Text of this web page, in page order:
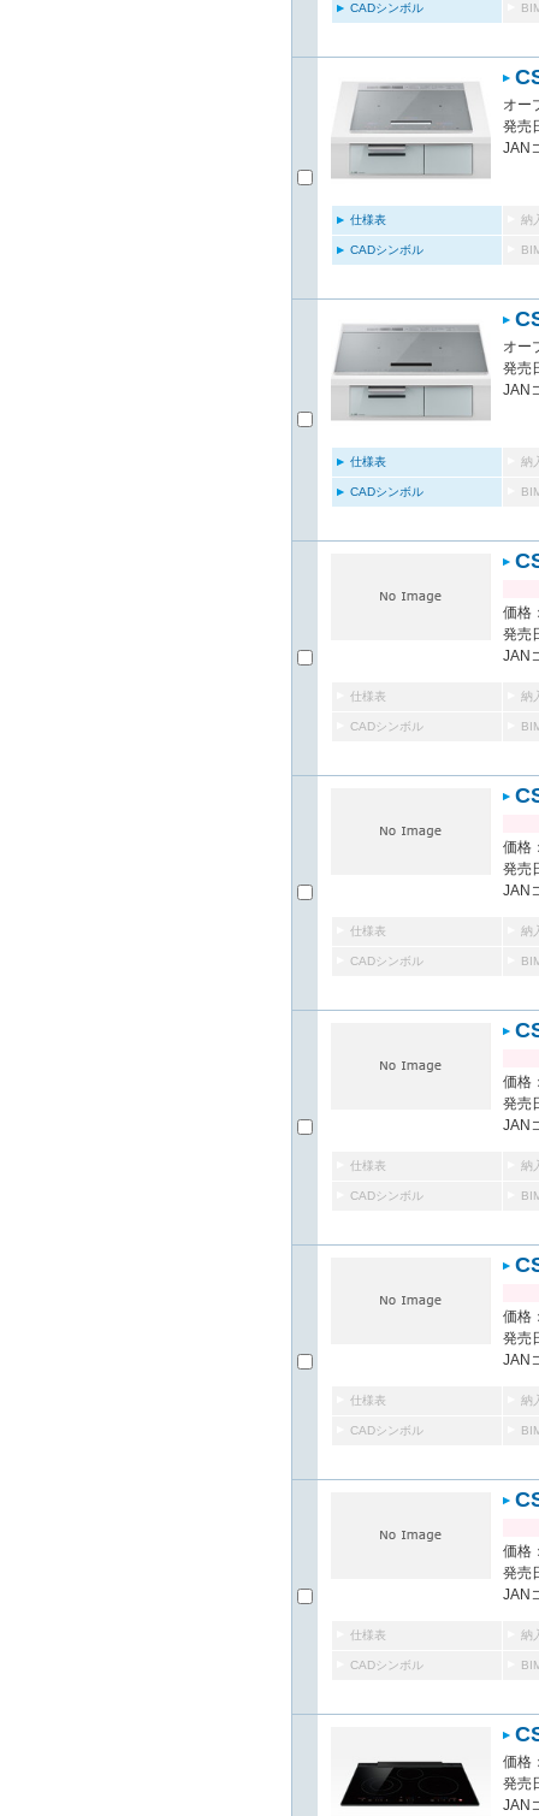
CADシンボル
オー
発売
JAN
仕様表 納
CADシンボル
オー
発売
JAN
仕様表 納
CADシンボル
価格
発売
JAN
仕様表 納
CADシンボル
価格
発売
JAN
仕様表 納
CADシンボル
価格
発売
JAN
仕様表 納
CADシンボル
価格
発売
JAN
仕様表 納
CADシンボル
価格
発売
JAN
仕様表 納
CADシンボル
価格
発売
JAN